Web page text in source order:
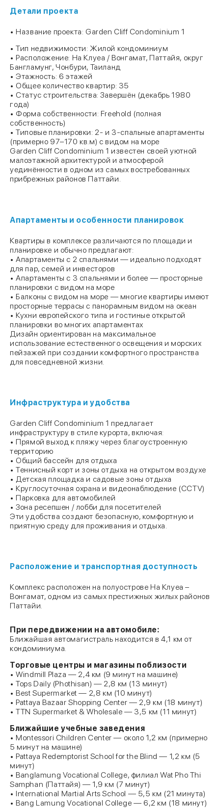
Детали проекта
• Название проекта: Garden Cliff Condominium 1
• Тип недвижимости: Жилой кондоминиум
• Расположение: На Клуеа / Вонгамат, Паттайя, округ
Бангламунг, Чонбури, Таиланд
• Этажность: 6 этажей
• Общее количество квартир: 35
• Статус строительства: Завершён (декабрь 1980
года)
• Форма собственности: Freehold (полная
собственность)
• Типовые планировки: 2- и 3-спальные апартаменты
(примерно 97–170 кв.м) с видом на море
Garden Cliff Condominium 1 известен своей уютной
малоэтажной архитектурой и атмосферой
уединённости в одном из самых востребованных
прибрежных районов Паттайи.
Апартаменты и особенности планировок
Квартиры в комплексе различаются по площади и
планировке и обычно предлагают:
• Апартаменты с 2 спальнями — идеально подходят
для пар, семей и инвесторов
• Апартаменты с 3 спальнями и более — просторные
планировки с видом на море
• Балконы с видом на море — многие квартиры имеют
просторные террасы с панорамным видом на океан
• Кухни европейского типа и гостиные открытой
планировки во многих апартаментах
Дизайн ориентирован на максимальное
использование естественного освещения и морских
пейзажей при создании комфортного пространства
для повседневной жизни.
Инфраструктура и удобства
Garden Cliff Condominium 1 предлагает
инфраструктуру в стиле курорта, включая:
• Прямой выход к пляжу через благоустроенную
территорию
• Общий бассейн для отдыха
• Теннисный корт и зоны отдыха на открытом воздухе
• Детская площадка и садовые зоны отдыха
• Круглосуточная охрана и видеонаблюдение (CCTV)
• Парковка для автомобилей
• Зона ресепшен / лобби для посетителей
Эти удобства создают безопасную, комфортную и
приятную среду для проживания и отдыха.
Расположение и транспортная доступность
Комплекс расположен на полуострове На Клуеа –
Вонгамат, одном из самых престижных жилых районов
Паттайи.
При передвижении на автомобиле:
Ближайшая автомагистраль находится в 4,1 км от
кондоминиума.
Торговые центры и магазины поблизости
• Windmill Plaza — 2,4 км (9 минут на машине)
• Tops Daily (Phothisan) — 2,8 км (13 минут)
• Best Supermarket — 2,8 км (10 минут)
• Pattaya Bazaar Shopping Center — 2,9 км (18 минут)
• TTN Supermarket & Wholesale — 3,5 км (11 минут)
Ближайшие учебные заведения
• Montessori Children Center — около 1,2 км (примерно
5 минут на машине)
• Pattaya Redemptorist School for the Blind — 1,2 км (5
минут)
• Banglamung Vocational College, филиал Wat Pho Thi
Samphan (Паттайя) — 1,9 км (7 минут)
• International Martial Arts School — 5,5 км (21 минута)
• Bang Lamung Vocational College — 6,2 км (18 минут)